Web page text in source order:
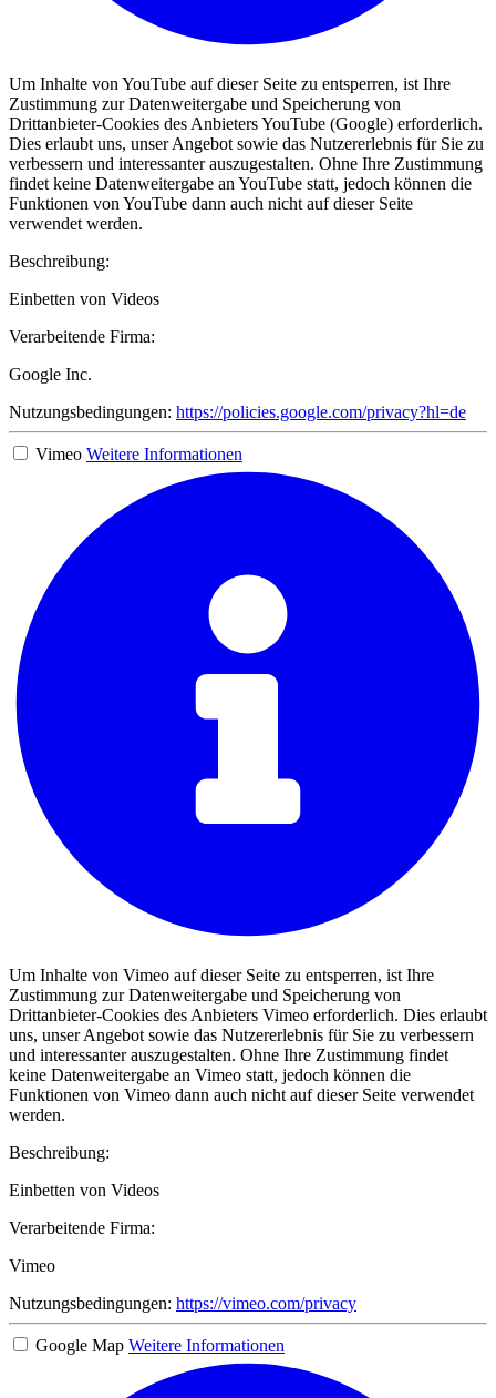
Um Inhalte von YouTube auf dieser Seite zu entsperren, ist Ihre
Zustimmung zur Datenweitergabe und Speicherung von
Drittanbieter-Cookies des Anbieters YouTube (Google) erforderlich.
Dies erlaubt uns, unser Angebot sowie das Nutzererlebnis für Sie zu
verbessern und interessanter auszugestalten. Ohne Ihre Zustimmung
findet keine Datenweitergabe an YouTube statt, jedoch können die
Funktionen von YouTube dann auch nicht auf dieser Seite
verwendet werden.
Beschreibung:
Einbetten von Videos
Verarbeitende Firma:
Google Inc.
Nutzungsbedingungen: https://policies.google.com/privacy?hl=de
Vimeo Weitere Informationen
Um Inhalte von Vimeo auf dieser Seite zu entsperren, ist Ihre
Zustimmung zur Datenweitergabe und Speicherung von
Drittanbieter-Cookies des Anbieters Vimeo erforderlich. Dies erlaubt
uns, unser Angebot sowie das Nutzererlebnis für Sie zu verbessern
und interessanter auszugestalten. Ohne Ihre Zustimmung findet
keine Datenweitergabe an Vimeo statt, jedoch können die
Funktionen von Vimeo dann auch nicht auf dieser Seite verwendet
werden.
Beschreibung:
Einbetten von Videos
Verarbeitende Firma:
Vimeo
Nutzungsbedingungen: https://vimeo.com/privacy
Google Map Weitere Informationen